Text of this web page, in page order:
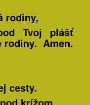
rodiny,
Tvoj plášť
rodiny. Amen.
cesty.